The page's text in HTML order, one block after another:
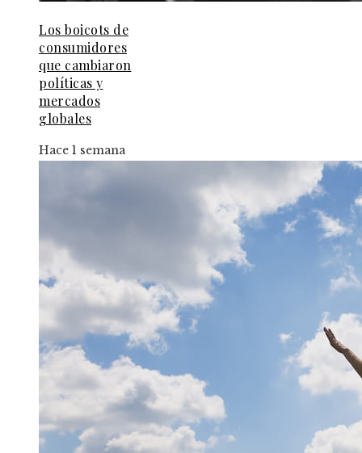
Los boicots de
consumidores
que cambiaron
políticas y
mercados
globales
Hace 1 semana